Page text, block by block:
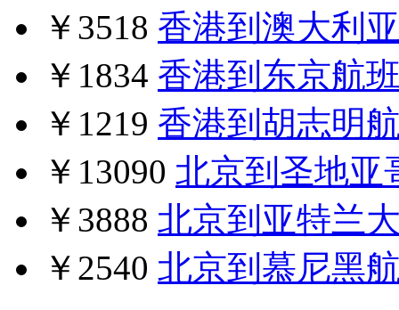
￥3518 香港到澳大利
￥1834 香港到东京航
￥1219 香港到胡志明
￥13090 北京到圣地亚
￥3888 北京到亚特兰
￥2540 北京到慕尼黑